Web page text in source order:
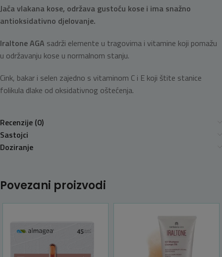
Jača vlakana kose, održava gustoću kose i ima snažno
antioksidativno djelovanje.
Iraltone AGA sadrži elemente u tragovima i vitamine koji pomažu
u održavanju kose u normalnom stanju.
Cink, bakar i selen zajedno s vitaminom C i E koji štite stanice
folikula dlake od oksidativnog oštećenja.
Recenzije (0)
Sastojci
Doziranje
Povezani proizvodi